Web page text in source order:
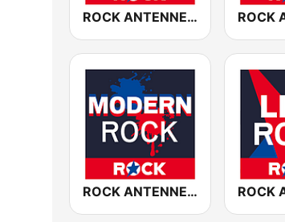
ROCK ANTENNE Biker Rock
ROCK ANTENNE Modern Rock